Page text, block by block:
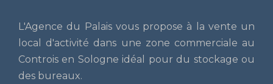
L'Agence du Palais vous propose à la vente un
local d'activité dans une zone commerciale au
Controis en Sologne idéal pour du stockage ou
des bureaux.